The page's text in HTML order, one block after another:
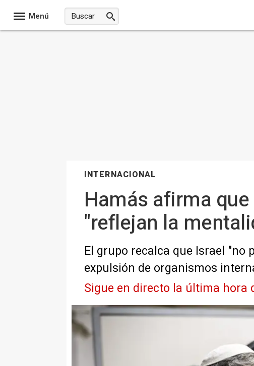
Menú
INTERNACIONAL
Hamás afirma
"reflejan la
El grupo recalca que Israel
expulsión de organismos
Sigue en directo la última hora